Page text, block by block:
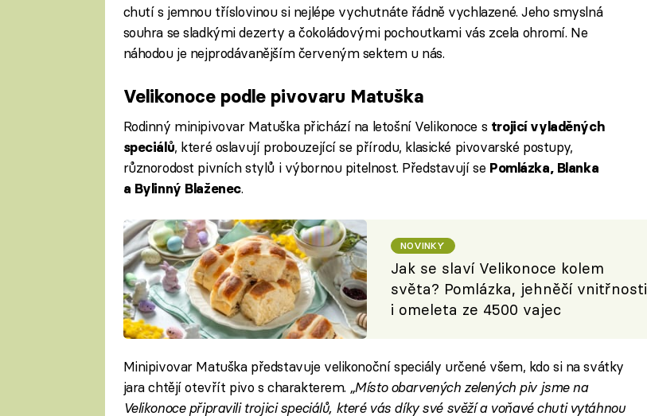
chutí s jemnou tříslovinou si nejlépe vychutnáte řádně vychlazené. Jeho smyslná
souhra se sladkými dezerty a čokoládovými pochoutkami vás zcela ohromí. Ne
náhodou je nejprodávanějším červeným sektem u nás.
Velikonoce podle pivovaru Matuška
Rodinný minipivovar Matuška přichází na letošní Velikonoce s trojicí vyladěných
speciálů, které oslavují probouzející se přírodu, klasické pivovarské postupy,
různorodost pivních stylů i výbornou pitelnost. Představují se Pomlázka, Blanka
a Bylinný Blaženec.
NOVINKY
Jak se slaví Velikonoce kolem
světa? Pomlázka, jehněčí vnitřnosti
i omeleta ze 4500 vajec
Minipivovar Matuška představuje velikonoční speciály určené všem, kdo si na svátky
jara chtějí otevřít pivo s charakterem. ​​ „Místo obarvených zelených piv jsme na
Velikonoce připravili trojici speciálů, které vás díky své svěží a voňavé chuti vytáhnou